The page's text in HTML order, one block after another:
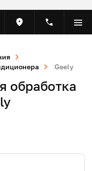
Geely
обработка